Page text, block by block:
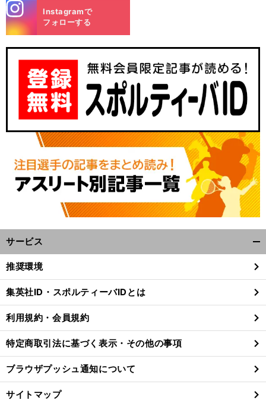
前
m
Instagramで
フォローする
サービス
閉
る
推奨環境
集英社ID・スポルティーバIDとは
利用規約・会員規約
特定商取引法に基づく表示・その他の事項
ブラウザプッシュ通知について
サイトマップ